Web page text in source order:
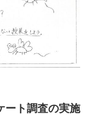
ート調査の実施